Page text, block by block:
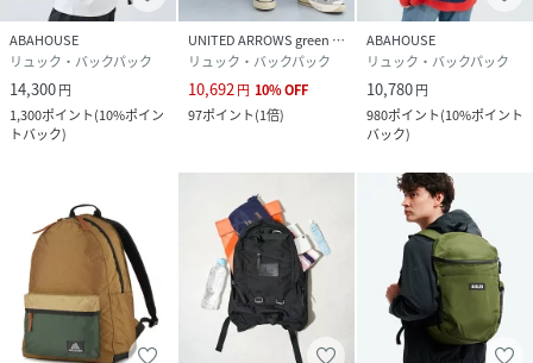
ABAHOUSE
リュック・バックパック
14,300円
1,300ポイント(10%ポイン
トバック)
UNITED ARROWS green label relaxing
リュック・バックパック
10,692円 10%OFF
97ポイント(1倍)
ABAHOUSE
リュック・バックパック
10,780円
980ポイント(10%ポイント
バック)